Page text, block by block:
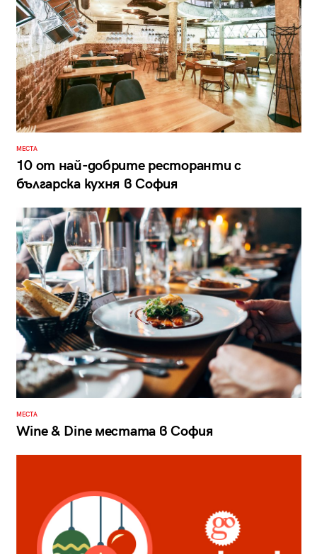
МЕСТА
10 от най-добрите ресторанти с
българска кухня в София
МЕСТА
Wine & Dine местата в София